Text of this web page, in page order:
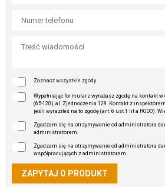
Zaznacz wszystkie zgody
Wypełniając formularz wyrażasz zgodę na kontakt
(65-120), al. Zjednoczenia 128. Kontakt z
jeśli wyraziłeś na to zgodę (art. 6 ust.1 lit a RODO).
Zgadzam się na otrzymywanie od administratora
administratorem.
Zgadzam się na otrzymywanie od administratora
współpracujących z administratorem.
ZAPYTAJ O PRODUKT